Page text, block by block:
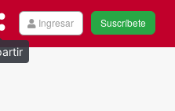
Suscríbete
Ingresar